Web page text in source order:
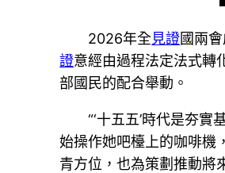
2026年全見證國兩
證意經由過程法定法式轉
部國民的配合舉動。
“‘十五五’時代是夯
始操作她吧檯上的咖啡機
青方位，也為策劃推動將